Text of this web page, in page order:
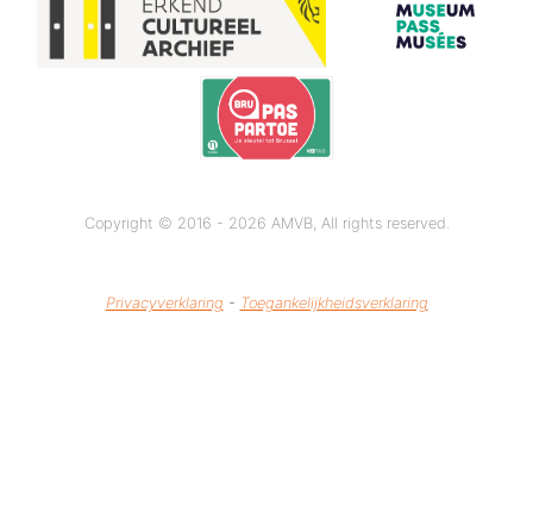
Copyright © 2016 - 2026 AMVB, All rights reserved.
Privacyverklaring - Toegankelijkheidsverklaring